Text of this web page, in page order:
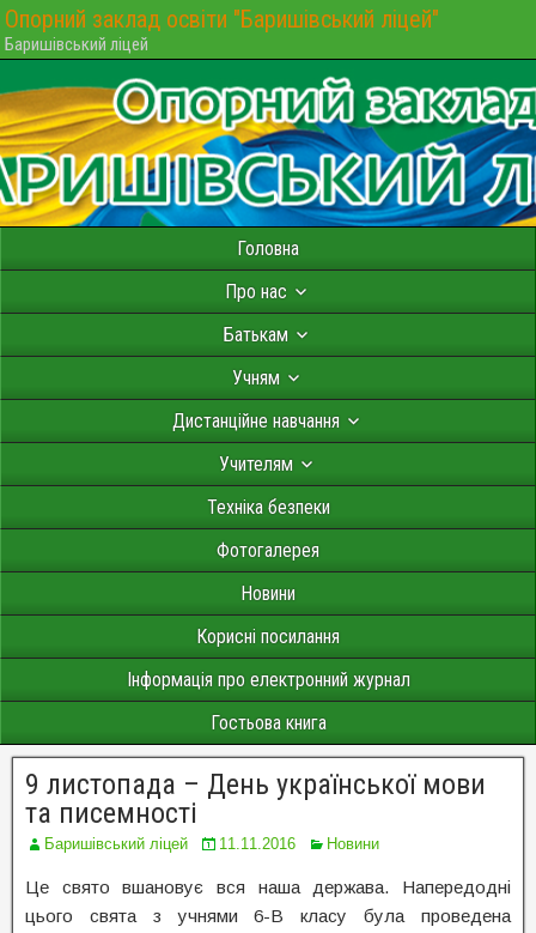
Опорний заклад освіти "Баришівський ліцей"
Баришівський ліцей
Головна
Про нас
Батькам
Учням
Дистанційне навчання
Учителям
Техніка безпеки
Фотогалерея
Новини
Корисні посилання
Інформація про електронний журнал
Гостьова книга
9 листопада – День української мови
та писемності
Баришівський ліцей 11.11.2016 Новини
Це свято вшановує вся наша держава. Напередодні
цього свята з учнями 6-В класу була проведена